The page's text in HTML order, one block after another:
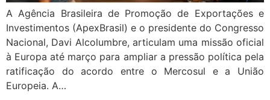
A Agência Brasileira de Promoção de Exportações e
Investimentos (ApexBrasil) e o presidente do Congresso
Nacional, Davi Alcolumbre, articulam uma missão oficial
à Europa até março para ampliar a pressão política pela
ratificação do acordo entre o Mercosul e a União
Europeia. A…